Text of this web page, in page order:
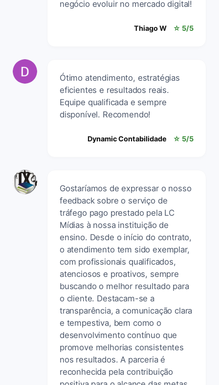
negócio evoluir no mercado digital!
Thiago W ☆ 5/5
Ótimo atendimento, estratégias
eficientes e resultados reais.
Equipe qualificada e sempre
disponível. Recomendo!
Dynamic Contabilidade ☆ 5/5
Gostaríamos de expressar o nosso
feedback sobre o serviço de
tráfego pago prestado pela LC
Mídias à nossa instituição de
ensino. Desde o início do contrato,
o atendimento tem sido exemplar,
com profissionais qualificados,
atenciosos e proativos, sempre
buscando o melhor resultado para
o cliente. Destacam-se a
transparência, a comunicação clara
e tempestiva, bem como o
desenvolvimento contínuo que
promove melhorias consistentes
nos resultados. A parceria é
reconhecida pela contribuição